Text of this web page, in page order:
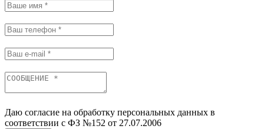
Даю согласие на обработку персональных данных в
соответствии с ФЗ №152 от 27.07.2006